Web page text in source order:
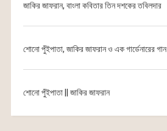
জাকির জাফরান, বাংলা কবিতার তিন দশকের তবিলদার
শোনো পুঁইপাতা, জাকির জাফরান ও এক গার্ডেনারের গান
শোনো পুঁইপাতা || জাকির জাফরান